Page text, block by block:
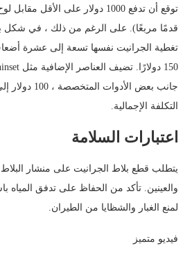
قدمًا مربعًا). على الرغم من ذلك ، في شكل
التكلفة الإجمالية.
اعتبارات السلامة
يتطلب قطع بلاط الجرانيت على منشار
والعينين. تأكد من الحفاظ على تدفق المياه
لمنع الغبار والشظايا من الطيران.
فيديو متميز